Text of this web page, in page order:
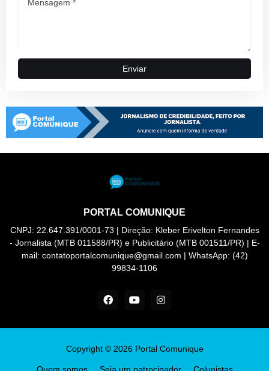
PORTAL COMUNIQUE
CNPJ: 22.647.391/0001-73 | Direção: Kleber Erivelton Fernandes
- Jornalista (MTB 011588/PR) e Publicitário (MTB 001511/PR) | E-
mail: contatoportalcomunique@gmail.com | WhatsApp: (42)
99834-1106
Copyright © 2026 Portal Comunique